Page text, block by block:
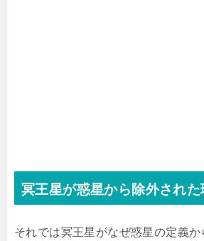
冥王星が惑星から除外された
それでは冥王星がなぜ惑星の定義か